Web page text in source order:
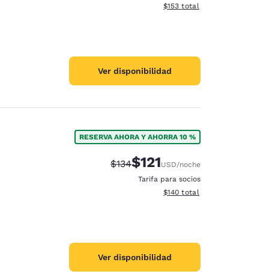
Ver detalles del total
$153 total
Ver disponibilidad
RESERVA AHORA Y AHORRA 10 %
Precio tachado:
$134Precio con descuento:
$121USD/noche
Tarifa para socios
Ver detalles del total
$140 total
Ver disponibilidad